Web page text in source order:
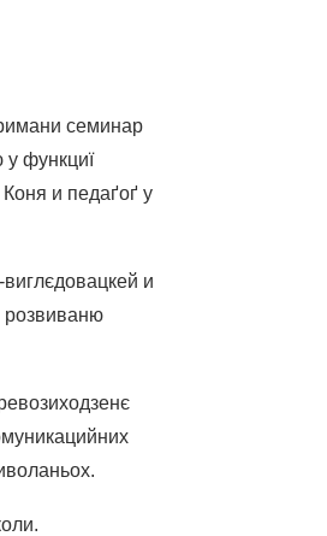
семинар
у функциї
и педаґоґ у
и
розвиваню